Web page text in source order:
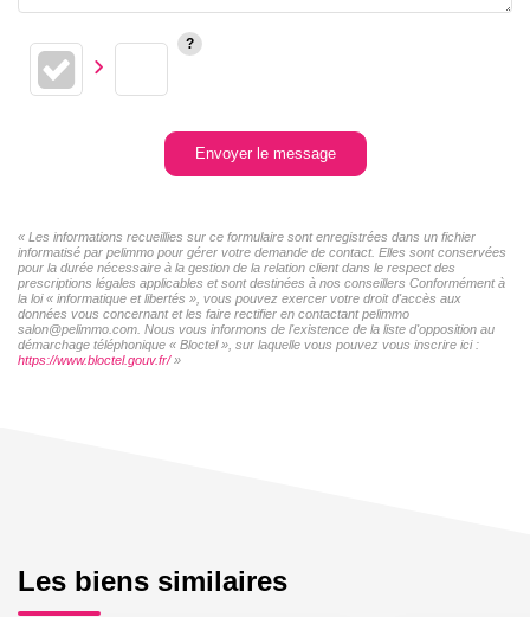
Envoyer le message
« Les informations recueillies sur ce formulaire sont enregistrées dans un fichier
informatisé par pelimmo pour gérer votre demande de contact. Elles sont conservées
pour la durée nécessaire à la gestion de la relation client dans le respect des
prescriptions légales applicables et sont destinées à nos conseillers Conformément à
la loi « informatique et libertés », vous pouvez exercer votre droit d'accès aux
données vous concernant et les faire rectifier en contactant pelimmo
salon@pelimmo.com. Nous vous informons de l'existence de la liste d'opposition au
démarchage téléphonique « Bloctel », sur laquelle vous pouvez vous inscrire ici :
https://www.bloctel.gouv.fr/»
Les biens similaires